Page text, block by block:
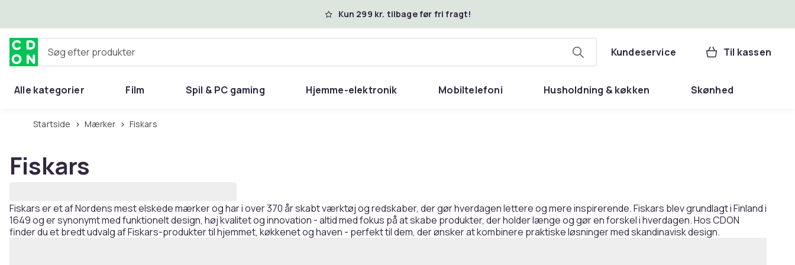
Kun 299 kr. tilbage før fri fragt!
Søg efter produkter Kundeservice Til kassen
Alle kategorier Film Spil & PC gaming Hjemme-elektronik Mobiltelefoni Husholdning & køkken Skønhed
Hjem & have
Startside Mærker Fiskars
Fiskars
Fiskars er et af Nordens mest elskede mærker og har i over 370 år skabt værktøj og redskaber, der gør hverdagen lettere og mere inspirerende. Fiskars blev grundlagt i Finland i
1649 og er synonymt med funktionelt design, høj kvalitet og innovation - altid med fokus på at skabe produkter, der holder længe og gør en forskel i hverdagen. Hos CDON
finder du et bredt udvalg af Fiskars-produkter til hjemmet, køkkenet og haven - perfekt til dem, der ønsker at kombinere praktiske løsninger med skandinavisk design.